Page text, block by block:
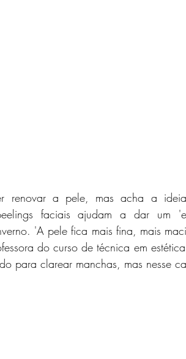
renovar a pele, mas acha a
faciais ajudam a dar um
'A pele fica mais fina, mais
do curso de técnica em
para clarear manchas, mas nesse